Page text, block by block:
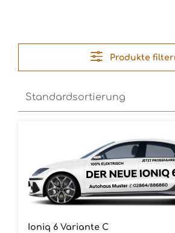
Produkte
Ioniq 6 Variante C